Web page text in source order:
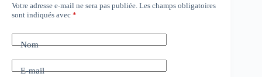
Votre adresse e-mail ne sera pas publiée. Les champs obligatoires
sont indiqués avec *
Nom
E-mail